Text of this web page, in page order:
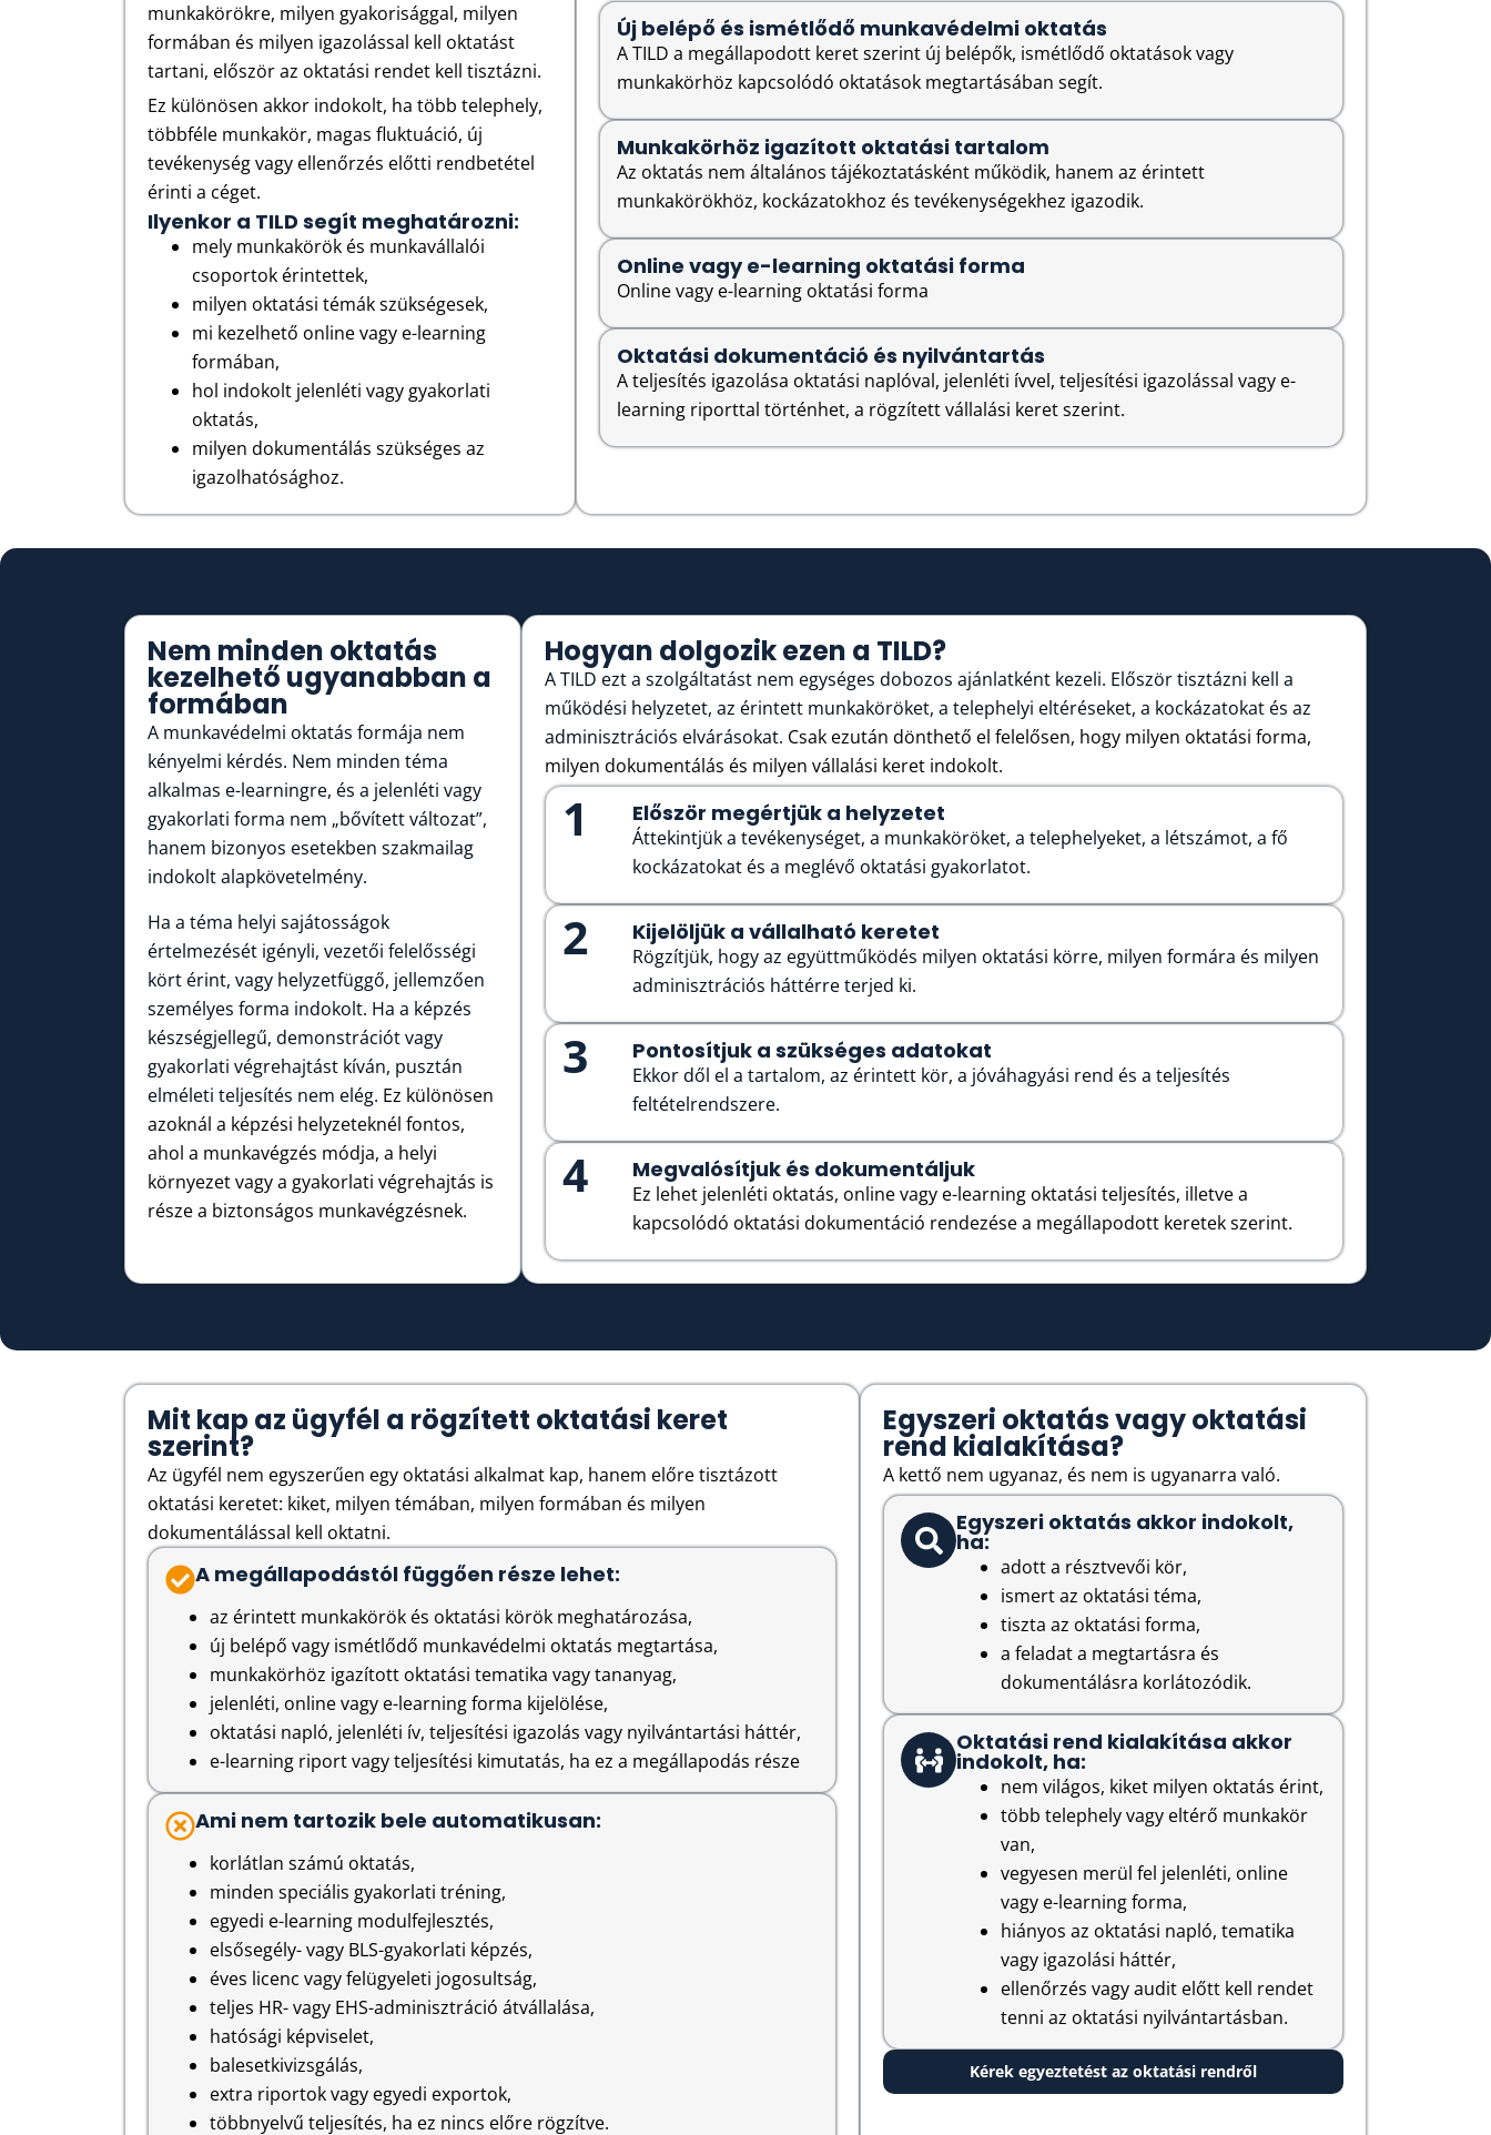
munkakörökre, milyen gyakorisággal, milyen
formában és milyen igazolással kell oktatást
tartani, először az oktatási rendet kell tisztázni.
Ez különösen akkor indokolt, ha több telephely,
többféle munkakör, magas fluktuáció, új
tevékenység vagy ellenőrzés előtti rendbetétel
érinti a céget.
Ilyenkor a TILD segít meghatározni:
mely munkakörök és munkavállalói
csoportok érintettek,
milyen oktatási témák szükségesek,
mi kezelhető online vagy e-learning
formában,
hol indokolt jelenléti vagy gyakorlati
oktatás,
milyen dokumentálás szükséges az
igazolhatósághoz.
Új belépő és ismétlődő munkavédelmi oktatás
A TILD a megállapodott keret szerint új belépők, ismétlődő oktatások vagy
munkakörhöz kapcsolódó oktatások megtartásában segít.
Munkakörhöz igazított oktatási tartalom
Az oktatás nem általános tájékoztatásként működik, hanem az érintett
munkakörökhöz, kockázatokhoz és tevékenységekhez igazodik.
Online vagy e-learning oktatási forma
Online vagy e-learning oktatási forma
Oktatási dokumentáció és nyilvántartás
A teljesítés igazolása oktatási naplóval, jelenléti ívvel, teljesítési igazolással vagy e-
learning riporttal történhet, a rögzített vállalási keret szerint.
Nem minden oktatás
kezelhető ugyanabban a
formában
A munkavédelmi oktatás formája nem
kényelmi kérdés. Nem minden téma
alkalmas e-learningre, és a jelenléti vagy
gyakorlati forma nem „bővített változat”,
hanem bizonyos esetekben szakmailag
indokolt alapkövetelmény.
Ha a téma helyi sajátosságok
értelmezését igényli, vezetői felelősségi
kört érint, vagy helyzetfüggő, jellemzően
személyes forma indokolt. Ha a képzés
készségjellegű, demonstrációt vagy
gyakorlati végrehajtást kíván, pusztán
elméleti teljesítés nem elég. Ez különösen
azoknál a képzési helyzeteknél fontos,
ahol a munkavégzés módja, a helyi
környezet vagy a gyakorlati végrehajtás is
része a biztonságos munkavégzésnek.
Hogyan dolgozik ezen a TILD?
A TILD ezt a szolgáltatást nem egységes dobozos ajánlatként kezeli. Először tisztázni kell a
működési helyzetet, az érintett munkaköröket, a telephelyi eltéréseket, a kockázatokat és az
adminisztrációs elvárásokat. Csak ezután dönthető el felelősen, hogy milyen oktatási forma,
milyen dokumentálás és milyen vállalási keret indokolt.
1 Először megértjük a helyzetet
Áttekintjük a tevékenységet, a munkaköröket, a telephelyeket, a létszámot, a fő
kockázatokat és a meglévő oktatási gyakorlatot.
2 Kijelöljük a vállalható keretet
Rögzítjük, hogy az együttműködés milyen oktatási körre, milyen formára és milyen
adminisztrációs háttérre terjed ki.
3 Pontosítjuk a szükséges adatokat
Ekkor dől el a tartalom, az érintett kör, a jóváhagyási rend és a teljesítés
feltételrendszere.
4 Megvalósítjuk és dokumentáljuk
Ez lehet jelenléti oktatás, online vagy e-learning oktatási teljesítés, illetve a
kapcsolódó oktatási dokumentáció rendezése a megállapodott keretek szerint.
Mit kap az ügyfél a rögzített oktatási keret
szerint?
Az ügyfél nem egyszerűen egy oktatási alkalmat kap, hanem előre tisztázott
oktatási keretet: kiket, milyen témában, milyen formában és milyen
dokumentálással kell oktatni.
A megállapodástól függően része lehet:
az érintett munkakörök és oktatási körök meghatározása,
új belépő vagy ismétlődő munkavédelmi oktatás megtartása,
munkakörhöz igazított oktatási tematika vagy tananyag,
jelenléti, online vagy e-learning forma kijelölése,
oktatási napló, jelenléti ív, teljesítési igazolás vagy nyilvántartási háttér,
e-learning riport vagy teljesítési kimutatás, ha ez a megállapodás része
Ami nem tartozik bele automatikusan:
korlátlan számú oktatás,
minden speciális gyakorlati tréning,
egyedi e-learning modulfejlesztés,
elsősegély- vagy BLS-gyakorlati képzés,
éves licenc vagy felügyeleti jogosultság,
teljes HR- vagy EHS-adminisztráció átvállalása,
hatósági képviselet,
balesetkivizsgálás,
extra riportok vagy egyedi exportok,
többnyelvű teljesítés, ha ez nincs előre rögzítve.
Egyszeri oktatás vagy oktatási
rend kialakítása?
A kettő nem ugyanaz, és nem is ugyanarra való.
Egyszeri oktatás akkor indokolt,
ha:
adott a résztvevői kör,
ismert az oktatási téma,
tiszta az oktatási forma,
a feladat a megtartásra és
dokumentálásra korlátozódik.
Oktatási rend kialakítása akkor
indokolt, ha:
nem világos, kiket milyen oktatás érint,
több telephely vagy eltérő munkakör
van,
vegyesen merül fel jelenléti, online
vagy e-learning forma,
hiányos az oktatási napló, tematika
vagy igazolási háttér,
ellenőrzés vagy audit előtt kell rendet
tenni az oktatási nyilvántartásban.
Kérek egyeztetést az oktatási rendről